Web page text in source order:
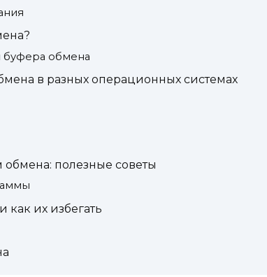
обмена
в разных операционных системах
обмена: полезные советы
их избегать